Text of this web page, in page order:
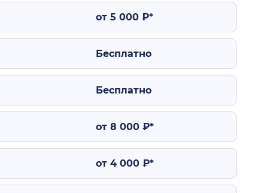
от 5 000 ₽*
Бесплатно
Бесплатно
от 8 000 ₽*
от 4 000 ₽*